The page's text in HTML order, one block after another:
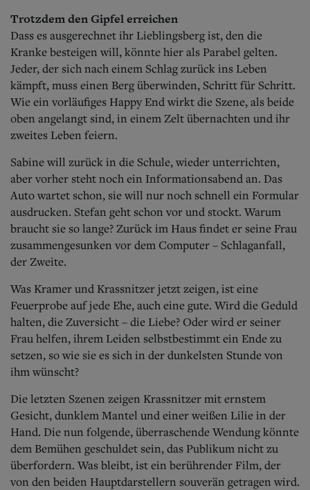
Trotzdem den Gipfel erreichen
Dass es ausgerechnet ihr Lieblingsberg ist, den die
Kranke besteigen will, könnte hier als Parabel gelten.
Jeder, der sich nach einem Schlag zurück ins Leben
kämpft, muss einen Berg überwinden, Schritt für Schritt.
Wie ein vorläufiges Happy End wirkt die Szene, als beide
oben angelangt sind, in einem Zelt übernachten und ihr
zweites Leben feiern.
Sabine will zurück in die Schule, wieder unterrichten,
aber vorher steht noch ein Informationsabend an. Das
Auto wartet schon, sie will nur noch schnell ein Formular
ausdrucken. Stefan geht schon vor und stockt. Warum
braucht sie so lange? Zurück im Haus findet er seine Frau
zusammengesunken vor dem Computer – Schlaganfall,
der Zweite.
Was Kramer und Krassnitzer jetzt zeigen, ist eine
Feuerprobe auf jede Ehe, auch eine gute. Wird die Geduld
halten, die Zuversicht – die Liebe? Oder wird er seiner
Frau helfen, ihrem Leiden selbstbestimmt ein Ende zu
setzen, so wie sie es sich in der dunkelsten Stunde von
ihm wünscht?
Die letzten Szenen zeigen Krassnitzer mit ernstem
Gesicht, dunklem Mantel und einer weißen Lilie in der
Hand. Die nun folgende, überraschende Wendung könnte
dem Bemühen geschuldet sein, das Publikum nicht zu
überfordern. Was bleibt, ist ein berührender Film, der
von den beiden Hauptdarstellern souverän getragen wird.